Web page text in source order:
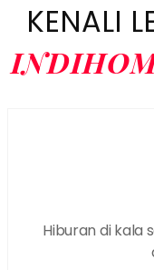
KENALI
Hiburan di kala